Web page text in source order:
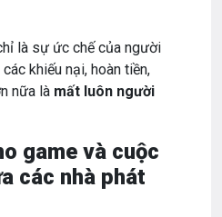
là sự ức chế của người
khiếu nại, hoàn tiền,
nữa là mất luôn người
game và cuộc
các nhà phát